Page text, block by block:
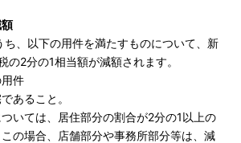
ち、以下の用件を満たすものについて、新
の2分の1相当額が減額されます。
件
あること。
ついては、居住部分の割合が2分の1以上の
の場合、店舗部分や事務所部分等は、減